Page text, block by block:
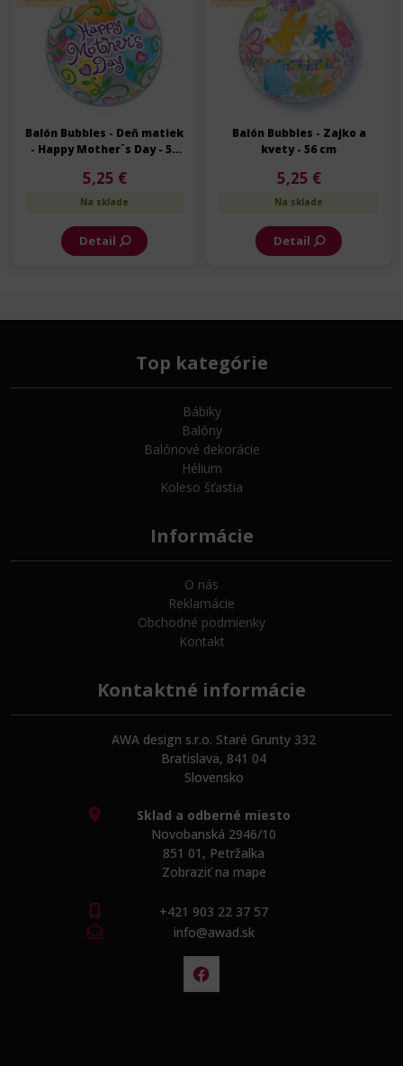
Balón Bubbles - Deň matiek
- Happy Mother´s Day - 56
5,25 €
Na sklade
Detail
Balón Bubbles - Zajko a
kvety - 56 cm
5,25 €
Na sklade
Detail
Top kategórie
Bábiky
Balóny
Balónové dekorácie
Hélium
Koleso šťastia
Informácie
O nás
Reklamácie
Obchodné podmienky
Kontakt
Kontaktné informácie
AWA design s.r.o. Staré Grunty 332
Bratislava, 841 04
Slovensko
Sklad a odberné miesto
Novobanská 2946/10
851 01, Petržalka
Zobraziť na mape
+421 903 22 37 57
info@awad.sk